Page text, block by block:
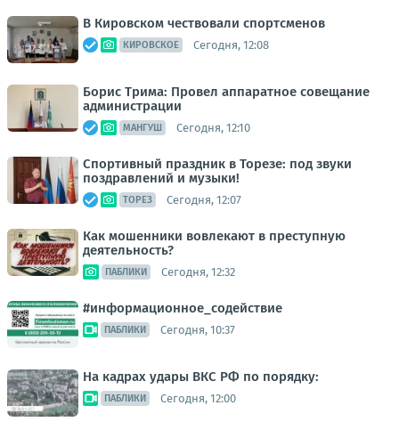
В Кировском чествовали спортсменов
КИРОВСКОЕ Сегодня, 12:08
Борис Трима: Провел аппаратное совещание
администрации
МАНГУШ Сегодня, 12:10
Спортивный праздник в Торезе: под звуки
поздравлений и музыки!
ТОРЕЗ Сегодня, 12:07
Как мошенники вовлекают в преступную
деятельность?
ПАБЛИКИ Сегодня, 12:32
#информационное_содействие
ПАБЛИКИ Сегодня, 10:37
На кадрах удары ВКС РФ по порядку:
ПАБЛИКИ Сегодня, 12:00